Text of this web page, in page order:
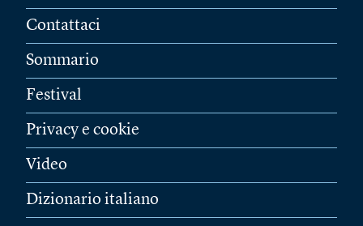
Contattaci
Sommario
Festival
Privacy e cookie
Video
Dizionario italiano